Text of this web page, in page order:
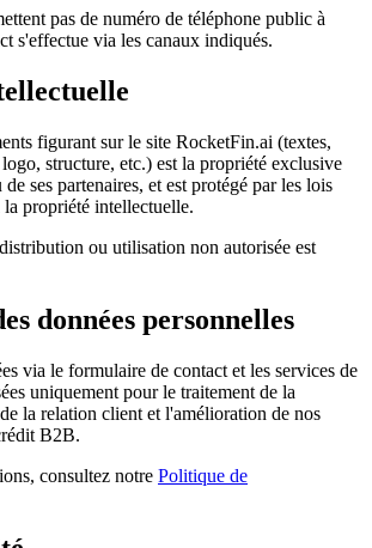
pas de numéro de téléphone public à
s'effectue via les canaux indiqués.
figurant sur le site RocketFin.ai (textes,
structure, etc.) est la propriété exclusive
ses partenaires, et est protégé par les lois
la propriété intellectuelle.
ou utilisation non autorisée est
données personnelles
via le formulaire de contact et les services de
uniquement pour le traitement de la
la relation client et l'amélioration de nos
B2B.
consultez notre Politique de